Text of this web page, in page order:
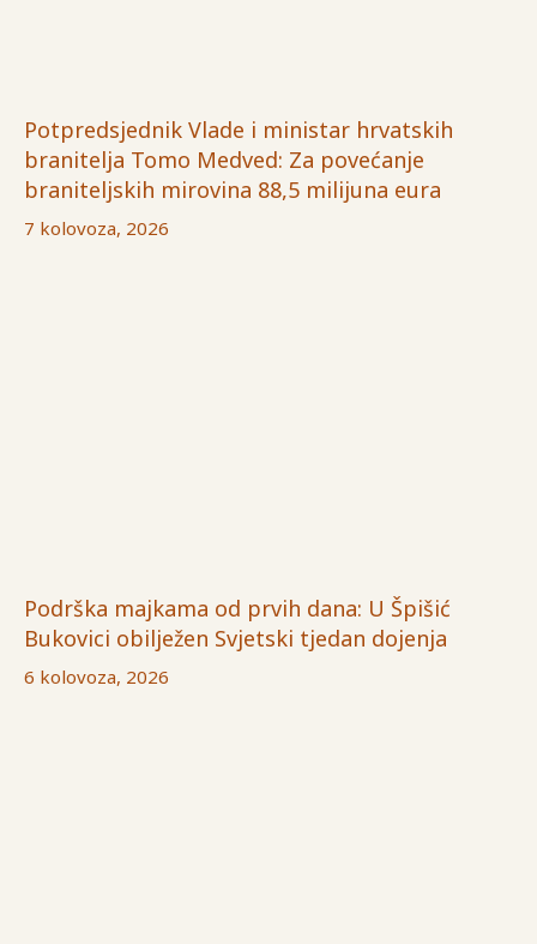
Potpredsjednik Vlade i ministar hrvatskih
branitelja Tomo Medved: Za povećanje
braniteljskih mirovina 88,5 milijuna eura
7 kolovoza, 2026
Podrška majkama od prvih dana: U Špišić
Bukovici obilježen Svjetski tjedan dojenja
6 kolovoza, 2026